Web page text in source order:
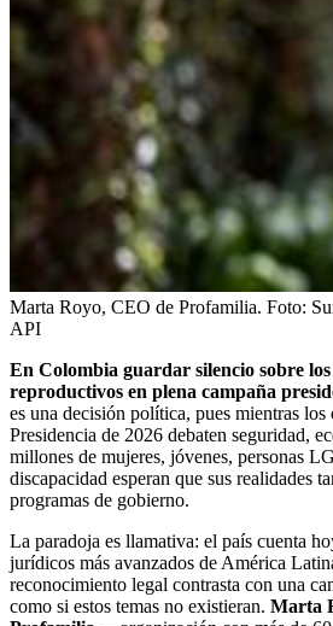
Marta Royo, CEO de Profamilia. Foto:
API
En Colombia guardar silencio sobre los
reproductivos en plena campaña
es una decisión política, pues mientras los
Presidencia de 2026 debaten seguridad,
millones de mujeres, jóvenes, personas
discapacidad esperan que sus realidades
programas de gobierno.
La paradoja es llamativa: el país cuenta
jurídicos más avanzados de América
reconocimiento legal contrasta con una
como si estos temas no existieran. Marta